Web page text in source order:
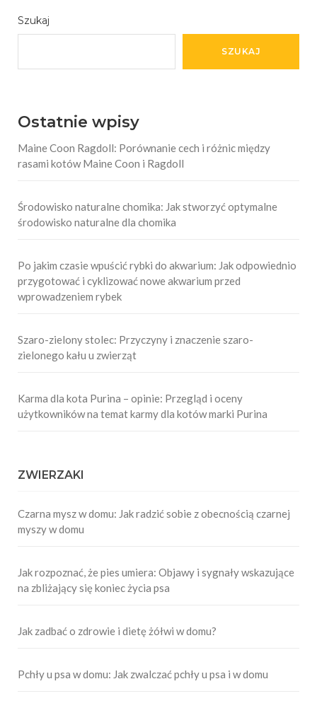
Szukaj
SZUKAJ
Ostatnie wpisy
Maine Coon Ragdoll: Porównanie cech i różnic między
rasami kotów Maine Coon i Ragdoll
Środowisko naturalne chomika: Jak stworzyć optymalne
środowisko naturalne dla chomika
Po jakim czasie wpuścić rybki do akwarium: Jak odpowiednio
przygotować i cyklizować nowe akwarium przed
wprowadzeniem rybek
Szaro-zielony stolec: Przyczyny i znaczenie szaro-
zielonego kału u zwierząt
Karma dla kota Purina – opinie: Przegląd i oceny
użytkowników na temat karmy dla kotów marki Purina
ZWIERZAKI
Czarna mysz w domu: Jak radzić sobie z obecnością czarnej
myszy w domu
Jak rozpoznać, że pies umiera: Objawy i sygnały wskazujące
na zbliżający się koniec życia psa
Jak zadbać o zdrowie i dietę żółwi w domu?
Pchły u psa w domu: Jak zwalczać pchły u psa i w domu